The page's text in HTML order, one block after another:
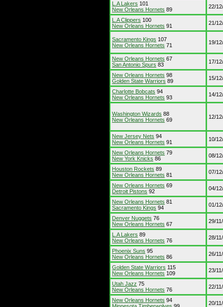
L.A Lakers 101
New Orleans Hornets 89 22/
L.A Clippers 100
New Orleans Hornets 91 21/
Sacramento Kings 107
New Orleans Hornets 71 19/
New Orleans Hornets 67
San Antonio Spurs 83 17/
New Orleans Hornets 98
Golden State Warriors 89 15/
Charlotte Bobcats 94
New Orleans Hornets 93 14/
Washington Wizards 88
New Orleans Hornets 69 12/
New Jersey Nets 94
New Orleans Hornets 91 10/
New Orleans Hornets 79
New York Knicks 86 08/
Houston Rockets 89
New Orleans Hornets 81 07/
New Orleans Hornets 69
Detroit Pistons 92 04/
New Orleans Hornets 81
Sacramento Kings 94 01/
Denver Nuggets 76
New Orleans Hornets 67 29/
L.A Lakers 89
New Orleans Hornets 76 28/
Phoenix Suns 95
New Orleans Hornets 86 26/
Golden State Warriors 115
New Orleans Hornets 109 23/
Utah Jazz 75
New Orleans Hornets 76 22/
New Orleans Hornets 94
20/